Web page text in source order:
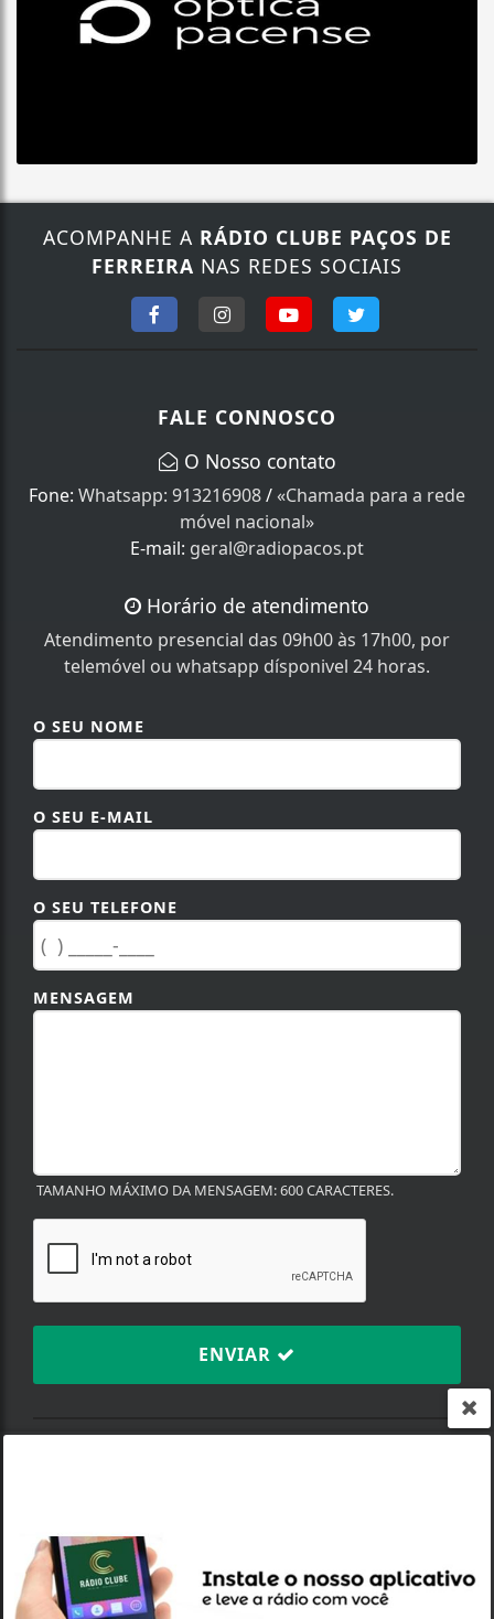
ACOMPANHE A RÁDIO CLUBE PAÇOS DE
FERREIRA NAS REDES SOCIAIS
FALE CONNOSCO
O Nosso contato
Fone: Whatsapp: 913216908/«Chamada para a rede
móvel nacional»
E-mail: geral@radiopacos.pt
Horário de atendimento
Atendimento presencial das 09h00 às 17h00, por
telemóvel ou whatsapp dísponivel 24 horas.
O SEU NOME
O SEU E-MAIL
O SEU TELEFONE
MENSAGEM
TAMANHO MÁXIMO DA MENSAGEM: 600 CARACTERES.
ENVIAR
Plataforma: